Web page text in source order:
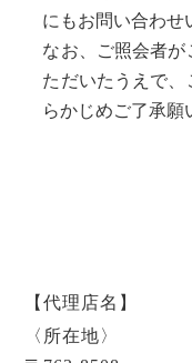
にもお問い合わせ
なお、ご照会者
ただいたうえで
らかじめご了承願
【代理店名】
〈所在地〉